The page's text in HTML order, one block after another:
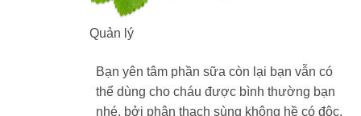
Quản lý
Bạn yên tâm phần sữa còn lại bạn vẫn có
thể dùng cho cháu được bình thường bạn
nhé, bởi phân thạch sùng không hề có độc.